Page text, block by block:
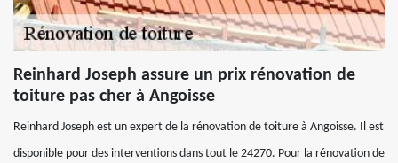
Reinhard Joseph assure un prix rénovation de
toiture pas cher à Angoisse
Reinhard Joseph est un expert de la rénovation de toiture à Angoisse. Il est
disponible pour des interventions dans tout le 24270. Pour la rénovation de